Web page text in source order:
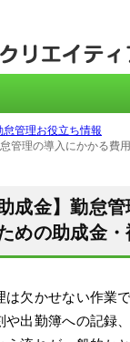
怠管理お役立ち情報
管理の導入にかかる費
成金】勤怠
めの助成金
欠かせない作業で
や出勤簿への記録